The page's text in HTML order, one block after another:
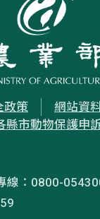
政策
網站資
縣市動物保護申
線：0800-